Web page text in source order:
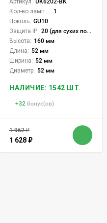
1
Цоколь: GU10
Защита IP: 20 (для сухих пом.)
Высота: 160 мм
Длина: 52 мм
Ширина: 52 мм
Диаметр: 52 мм
НАЛИЧИЕ: 1542 ШТ.
+32 бонус(ов)
1 962₽
1 628 ₽